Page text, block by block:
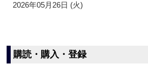
2026年05月26日 (火)
購読・購入・登録